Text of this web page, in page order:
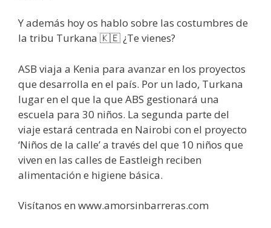
Y además hoy os hablo sobre las costumbres de
la tribu Turkana 🇰🇪 ¿Te vienes?
ASB viaja a Kenia para avanzar en los proyectos
que desarrolla en el país. Por un lado, Turkana
lugar en el que la que ABS gestionará una
escuela para 30 niños. La segunda parte del
viaje estará centrada en Nairobi con el proyecto
‘Niños de la calle’ a través del que 10 niños que
viven en las calles de Eastleigh reciben
alimentación e higiene básica.
Visítanos en www.amorsinbarreras.com